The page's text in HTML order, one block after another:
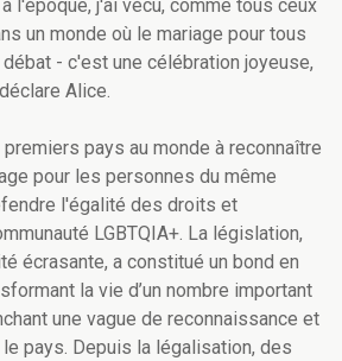
l'époque, j'ai vécu, comme tous ceux
un monde où le mariage pour tous
- c'est une célébration joyeuse,
Alice.
pays au monde à reconnaître
pour les personnes du même
l'égalité des droits et
LGBTQIA+. La législation,
écrasante, a constitué un bond en
la vie d’un nombre important
une vague de reconnaissance et
pays. Depuis la légalisation, des